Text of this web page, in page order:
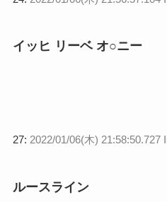
イッヒ リーベ オ○ニー
27: 2022/01/06(木) 21:58:50.727
ルースライン